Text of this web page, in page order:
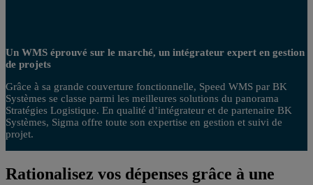
Un WMS éprouvé sur le marché, un intégrateur expert en gestion
de projets
Grâce à sa grande couverture fonctionnelle, Speed WMS par BK
Systèmes se classe parmi les meilleures solutions du panorama
Stratégies Logistique. En qualité d’intégrateur et de partenaire BK
Systèmes, Sigma offre toute son expertise en gestion et suivi de
projet.
Rationalisez vos dépenses grâce à une